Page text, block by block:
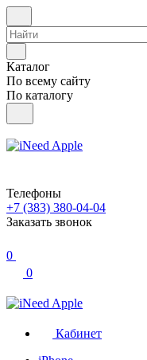
Каталог
По всему сайту
По каталогу
Телефоны
+7 (383) 380-04-04
Заказать звонок
0
0
Кабинет